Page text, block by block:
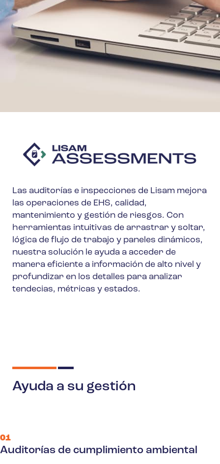
Las auditorías e inspecciones de Lisam mejora
las operaciones de EHS, calidad,
mantenimiento y gestión de riesgos. Con
herramientas intuitivas de arrastrar y soltar,
lógica de flujo de trabajo y paneles dinámicos,
nuestra solución le ayuda a acceder de
manera eficiente a información de alto nivel y
profundizar en los detalles para analizar
tendecias, métricas y estados.
01
Auditorías de cumplimiento ambiental
Ayuda a su gestión